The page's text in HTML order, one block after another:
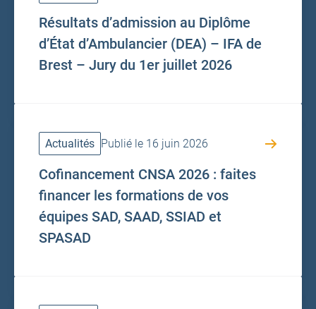
Résultats d’admission au Diplôme
d’État d’Ambulancier (DEA) – IFA de
Brest – Jury du 1er juillet 2026
Actualités Publié le 16 juin 2026
Cofinancement CNSA 2026 : faites
financer les formations de vos
équipes SAD, SAAD, SSIAD et
SPASAD